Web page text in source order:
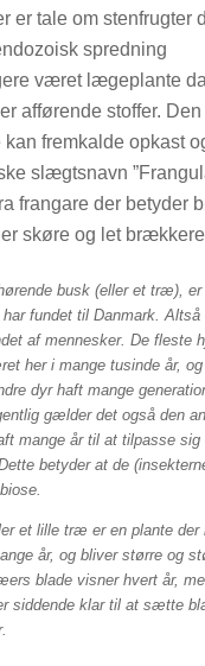
er tale om stenfrugter
spredning
været lægeplante
afførende stoffer.
kan fremkalde opkast
slægtsnavn
frangare der betyder
skøre og let brækkere
busk (eller et træ),
fundet til Danmark.
af mennesker. De fleste
her i mange tusinde år, og
dyr haft mange
gælder det også den
mange år til at tilpasse sig
betyder at de
et lille træ er en plante der
år, og bliver større og
blade visner hvert år,
siddende klar til at sætte